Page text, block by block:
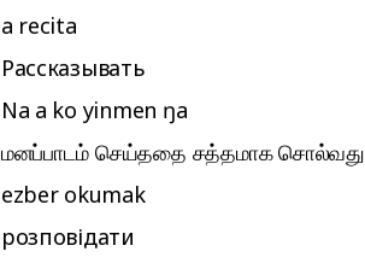
a recita
Рассказывать
Na a ko yinmen ŋa
மனப்பாடம் செய்ததை சத்தமாக சொல்வது
ezber okumak
розповідати